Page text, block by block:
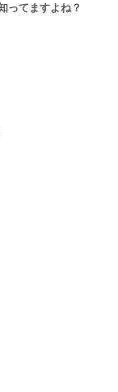
ってますよね？